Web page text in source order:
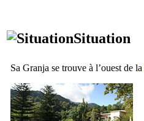
Situation
Sa Granja se trouve à l’ouest de la